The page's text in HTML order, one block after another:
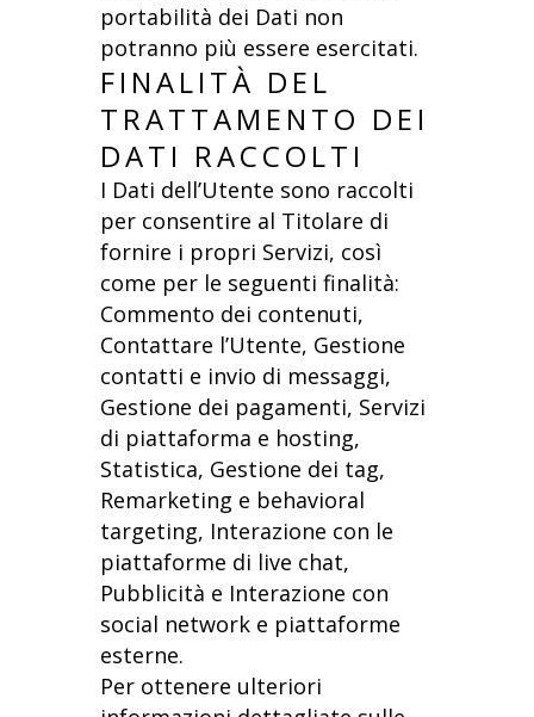
portabilità dei Dati non
potranno più essere esercitati.
FINALITÀ DEL
TRATTAMENTO DEI
DATI RACCOLTI
I Dati dell’Utente sono raccolti
per consentire al Titolare di
fornire i propri Servizi, così
come per le seguenti finalità:
Commento dei contenuti,
Contattare l’Utente, Gestione
contatti e invio di messaggi,
Gestione dei pagamenti, Servizi
di piattaforma e hosting,
Statistica, Gestione dei tag,
Remarketing e behavioral
targeting, Interazione con le
piattaforme di live chat,
Pubblicità e Interazione con
social network e piattaforme
esterne.
Per ottenere ulteriori